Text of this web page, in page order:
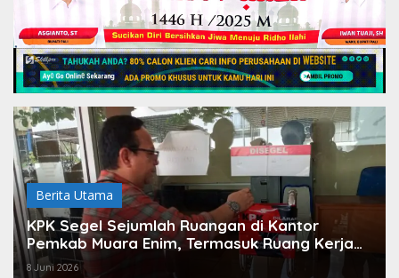
Berita Utama
KPK Segel Sejumlah Ruangan di Kantor
Pemkab Muara Enim, Termasuk Ruang Kerja
Bupati
8 Juni 2026